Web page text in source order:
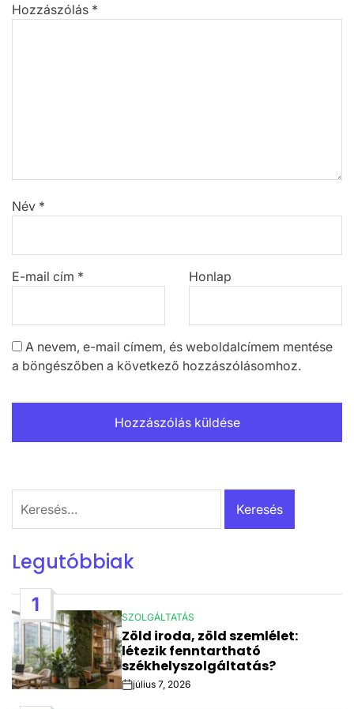
Hozzászólás *
Név *
E-mail cím * Honlap
A nevem, e-mail címem, és weboldalcímem mentése
a böngészőben a következő hozzászólásomhoz.
Legutóbbiak
1
POSTED
IN
SZOLGÁLTATÁS
Zöld iroda, zöld szemlélet:
létezik fenntartható
székhelyszolgáltatás?
Postjúlius 7, 2026